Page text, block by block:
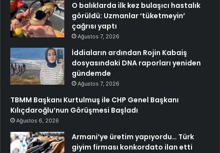
O balıklarda ilk kez bulaşıcı hastalık
görüldü: Uzmanlar ‘tüketmeyin’
çağrısı yaptı
Ağustos 7, 2026
İddiaların ardından Rojin Kabaiş
dosyasındaki DNA raporları yeniden
gündemde
Ağustos 7, 2026
TBMM Başkanı Kurtulmuş ile CHP Genel Başkanı
Kılıçdaroğlu’nun Görüşmesi Başladı
Ağustos 6, 2026
Armani’ye üretim yapıyordu… Türk
giyim firması konkordato ilan etti